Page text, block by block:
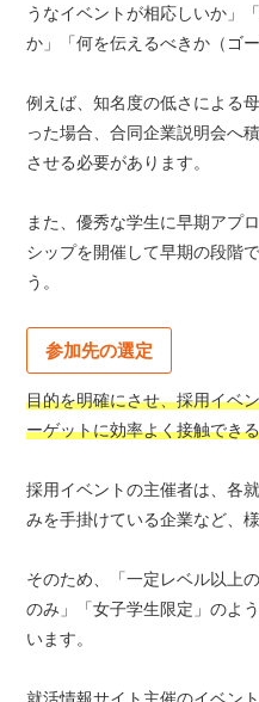
うなイベントが相応しいか」
か」「何を伝えるべきか（ゴ
例えば、知名度の低さによる
った場合、合同企業説明会へ
させる必要があります。
また、優秀な学生に早期アプ
シップを開催して早期の段階
う。
参加先の選定
目的を明確にさせ、採用イベ
ーゲットに効率よく接触でき
採用イベントの主催者は、各
みを手掛けている企業など、様
そのため、「一定レベル以上
のみ」「女子学生限定」のよ
います。